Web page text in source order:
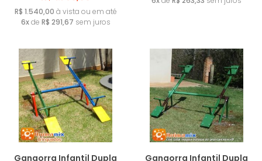
R$ 1.540,00 à vista ou em até
6xde R$ 291,67 sem juros
Gangorra Infantil Dupla
Gangorra Infantil Dupla